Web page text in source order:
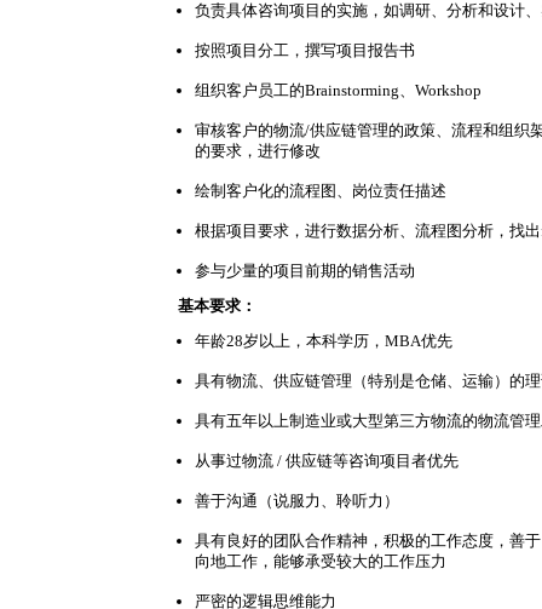
负责具体咨询项目的实施，如调研、分析和设计
按照项目分工，撰写项目报告书
组织客户员工的Brainstorming、Workshop
审核客户的物流/供应链管理的政策、流程和组织
的要求，进行修改
绘制客户化的流程图、岗位责任描述
根据项目要求，进行数据分析、流程图分析，找出
参与少量的项目前期的销售活动
基本要求：
年龄28岁以上，本科学历，MBA优先
具有物流、供应链管理（特别是仓储、运输）的
具有五年以上制造业或大型第三方物流的物流管
从事过物流 / 供应链等咨询项目者优先
善于沟通（说服力、聆听力）
具有良好的团队合作精神，积极的工作态度，善
向地工作，能够承受较大的工作压力
严密的逻辑思维能力